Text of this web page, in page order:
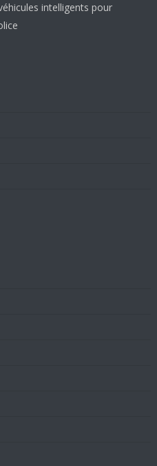
intelligents pour